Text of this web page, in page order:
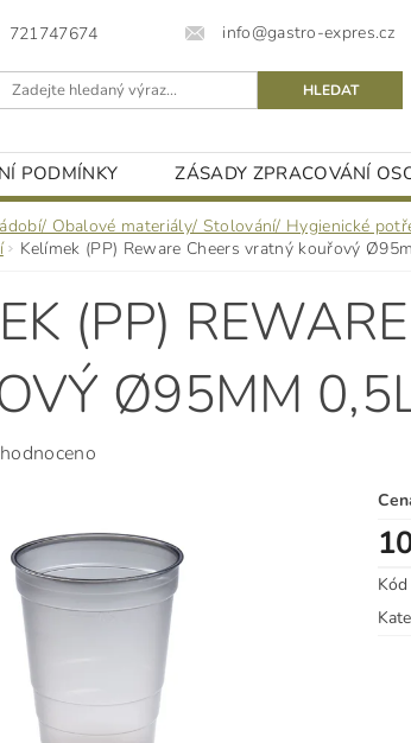
721747674 info@gastro-expres.cz
PODMÍNKY ZÁSADY ZPRACOVÁNÍ
Obalové materiály/ Stolování/ Hygienické
Kelímek (PP) Reware Cheers vratný kouřový
(PP)
Ø95MM